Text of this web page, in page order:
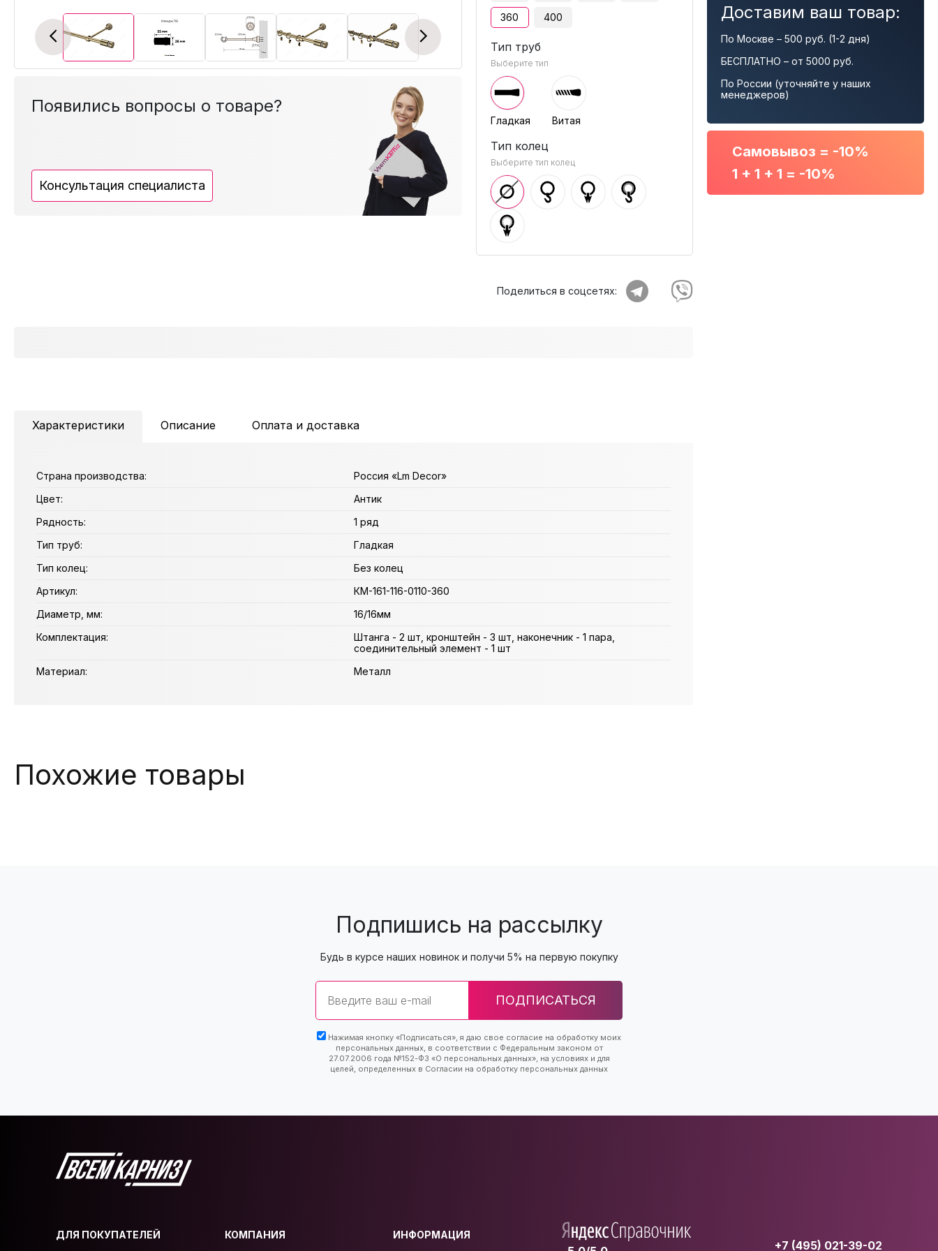
Previous Next
Появились вопросы о товаре?
Консультация специалиста
360 400
Тип труб
Выберите тип
Гладкая Витая
Тип колец
Выберите тип колец
Поделиться в соцсетях:
Характеристики Описание Оплата и доставка
Страна производства:
Россия «Lm Decor»
Цвет:
Антик
Рядность:
1 ряд
Тип труб:
Гладкая
Тип колец:
Без колец
Артикул:
КМ-161-116-0110-360
Диаметр, мм:
16/16мм
Комплектация:
Штанга - 2 шт, кронштейн - 3 шт, наконечник - 1 пара,
соединительный элемент - 1 шт
Материал:
Металл
Похожие товары
Доставим ваш товар:
По Москве – 500 руб. (1-2 дня)
БЕСПЛАТНО – от 5000 руб.
По России (уточняйте у наших
менеджеров)
Самовывоз = -10%
1 + 1 + 1 = -10%
Подпишись на рассылку
Будь в курсе наших новинок и получи 5% на первую покупку
Email
ПОДПИСАТЬСЯ
Нажимая кнопку «Подписаться», я даю свое согласие на обработку моих
персональных данных, в соответствии с Федеральным законом от
27.07.2006 года №152-ФЗ «О персональных данных», на условиях и для
целей, определенных в Согласии на обработку персональных данных
ДЛЯ ПОКУПАТЕЛЕЙ КОМПАНИЯ ИНФОРМАЦИЯ
+7 (495) 021-39-02